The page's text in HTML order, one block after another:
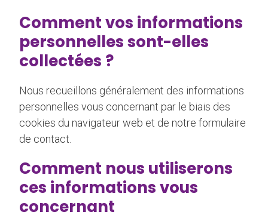
Comment vos informations
personnelles sont-elles
collectées ?
Nous recueillons généralement des informations
personnelles vous concernant par le biais des
cookies du navigateur web et de notre formulaire
de contact.
Comment nous utiliserons
ces informations vous
concernant